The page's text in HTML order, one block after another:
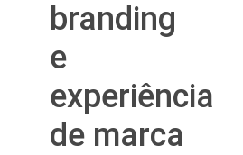
branding
e
experiência
de marca